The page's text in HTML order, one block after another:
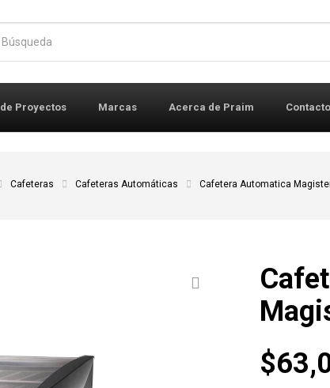
Proyectos Marcas Acerca de Praim Contacto
Cafeteras Cafeteras Automáticas Cafetera Automatica
$